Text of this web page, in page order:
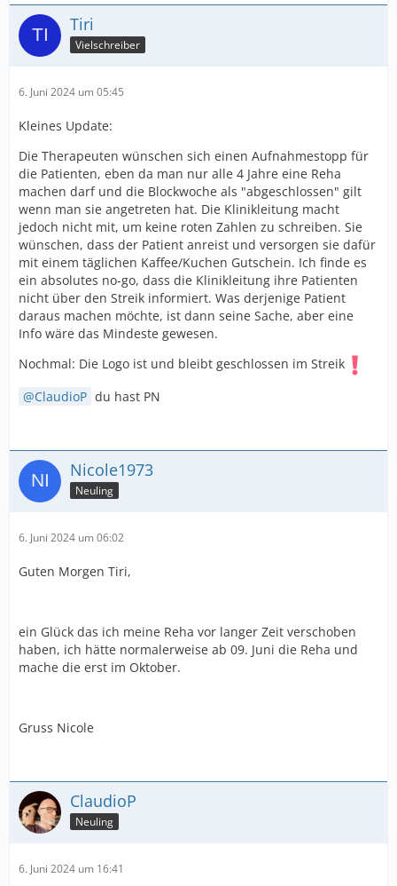
Tiri
Vielschreiber
6. Juni 2024 um 05:45
Kleines Update:
Die Therapeuten wünschen sich einen Aufnahmestopp für
die Patienten, eben da man nur alle 4 Jahre eine Reha
machen darf und die Blockwoche als "abgeschlossen" gilt
wenn man sie angetreten hat. Die Klinikleitung macht
jedoch nicht mit, um keine roten Zahlen zu schreiben. Sie
wünschen, dass der Patient anreist und versorgen sie dafür
mit einem täglichen Kaffee/Kuchen Gutschein. Ich finde es
ein absolutes no-go, dass die Klinikleitung ihre Patienten
nicht über den Streik informiert. Was derjenige Patient
daraus machen möchte, ist dann seine Sache, aber eine
Info wäre das Mindeste gewesen.
Nochmal: Die Logo ist und bleibt geschlossen im Streik
ClaudioP du hast PN
Nicole1973
Neuling
6. Juni 2024 um 06:02
Guten Morgen Tiri,
ein Glück das ich meine Reha vor langer Zeit verschoben
haben, ich hätte normalerweise ab 09. Juni die Reha und
mache die erst im Oktober.
Gruss Nicole
ClaudioP
Neuling
6. Juni 2024 um 16:41